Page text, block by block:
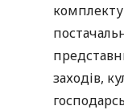
заходів,